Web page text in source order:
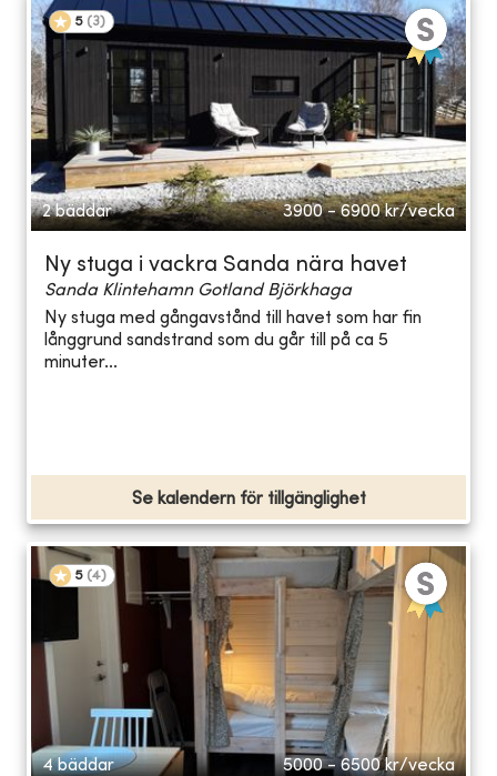
5 (3)
2 bäddar 3900 - 6900 kr/vecka
Ny stuga i vackra Sanda nära havet
Sanda Klintehamn Gotland Björkhaga
Ny stuga med gångavstånd till havet som har fin
långgrund sandstrand som du går till på ca 5
minuter...
Se kalendern för tillgänglighet
5 (4)
4 bäddar 5000 - 6500 kr/vecka